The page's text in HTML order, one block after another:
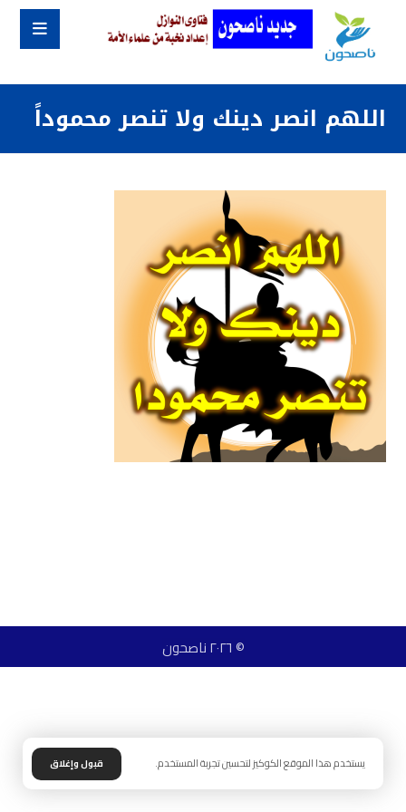
اللهم انصر دينك ولا تنصر محموداً
© ٢٠٢٦ ناصحون
يستخدم هذا الموقع الكوكيز لتحسين تجربة المستخدم. قبول وإغلاق